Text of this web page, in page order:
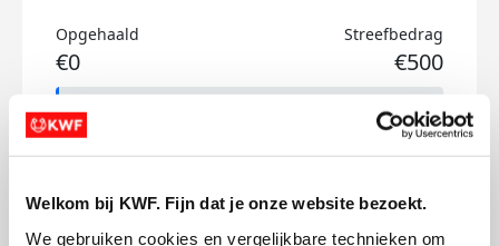
Welkom bij KWF. Fijn dat je onze website bezoekt.
We gebruiken cookies en vergelijkbare technieken om
Opgehaald
€0
Streefbedrag
€500
Doneer
Loek's badges